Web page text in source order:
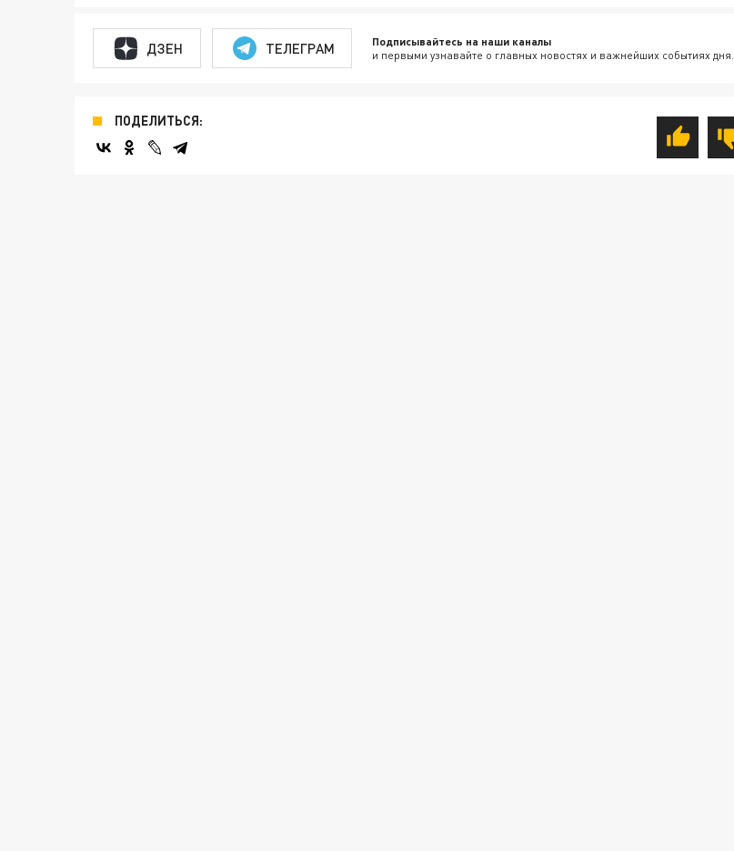
ДЗЕН ТЕЛЕГРАМ Подписывайтесь на наши каналы
и первыми узнавайте о главных новостях и важнейших событиях дня.
ПОДЕЛИТЬСЯ: